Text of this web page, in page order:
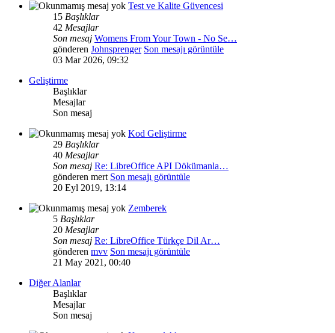
Test ve Kalite Güvencesi
15 Başlıklar
42 Mesajlar
Son mesaj Womens From Your Town - No Se…
gönderen Johnsprenger Son mesajı görüntüle
03 Mar 2026, 09:32
Geliştirme
Başlıklar
Mesajlar
Son mesaj
Kod Geliştirme
29 Başlıklar
40 Mesajlar
Son mesaj Re: LibreOffice API Dökümanla…
gönderen mert Son mesajı görüntüle
20 Eyl 2019, 13:14
Zemberek
5 Başlıklar
20 Mesajlar
Son mesaj Re: LibreOffice Türkçe Dil Ar…
gönderen mvv Son mesajı görüntüle
21 May 2021, 00:40
Diğer Alanlar
Başlıklar
Mesajlar
Son mesaj